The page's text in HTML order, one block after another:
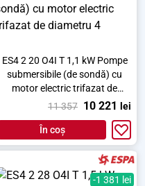
ES4 2 20 O4I T 1,1 kW Pompe
submersibile (de sondă) cu
motor electric trifazat de
diametru 4
11 357 10 221 lei
În coș
-1 381 lei